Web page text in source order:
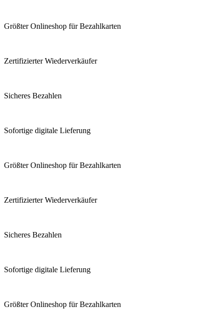
Größter Onlineshop für Bezahlkarten
Zertifizierter Wiederverkäufer
Sicheres Bezahlen
Sofortige digitale Lieferung
Größter Onlineshop für Bezahlkarten
Zertifizierter Wiederverkäufer
Sicheres Bezahlen
Sofortige digitale Lieferung
Größter Onlineshop für Bezahlkarten